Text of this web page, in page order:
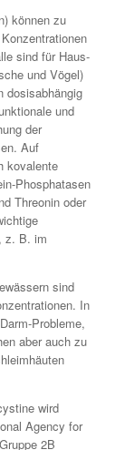
können zu
sind für Haus-
und Vögel)
dosisabhängig
und
der
Auf
kovalente
Phosphatasen
Threonin oder
z. B. im
sind
In
Probleme,
aber auch zu
wird
Agency for
2B